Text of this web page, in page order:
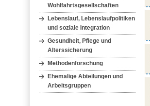
Wohlfahrtsgesellschaften
Lebenslauf, Lebenslaufpolitiken
und soziale Integration
Gesundheit, Pflege und
Alterssicherung
Methodenforschung
Ehemalige Abteilungen und
Arbeitsgruppen